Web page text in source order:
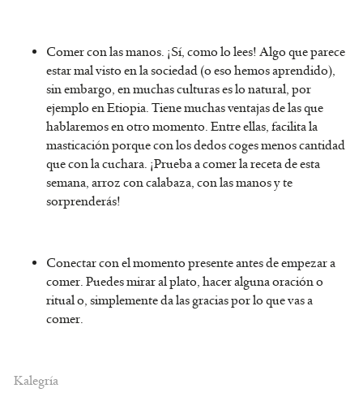
Comer con las manos. ¡Sí, como lo lees! Algo que parece
estar mal visto en la sociedad (o eso hemos aprendido),
sin embargo, en muchas culturas es lo natural, por
ejemplo en Etiopia. Tiene muchas ventajas de las que
hablaremos en otro momento. Entre ellas, facilita la
masticación porque con los dedos coges menos cantidad
que con la cuchara. ¡Prueba a comer la receta de esta
semana, arroz con calabaza, con las manos y te
sorprenderás!
Conectar con el momento presente antes de empezar a
comer. Puedes mirar al plato, hacer alguna oración o
ritual o, simplemente da las gracias por lo que vas a
comer.
Kalegría